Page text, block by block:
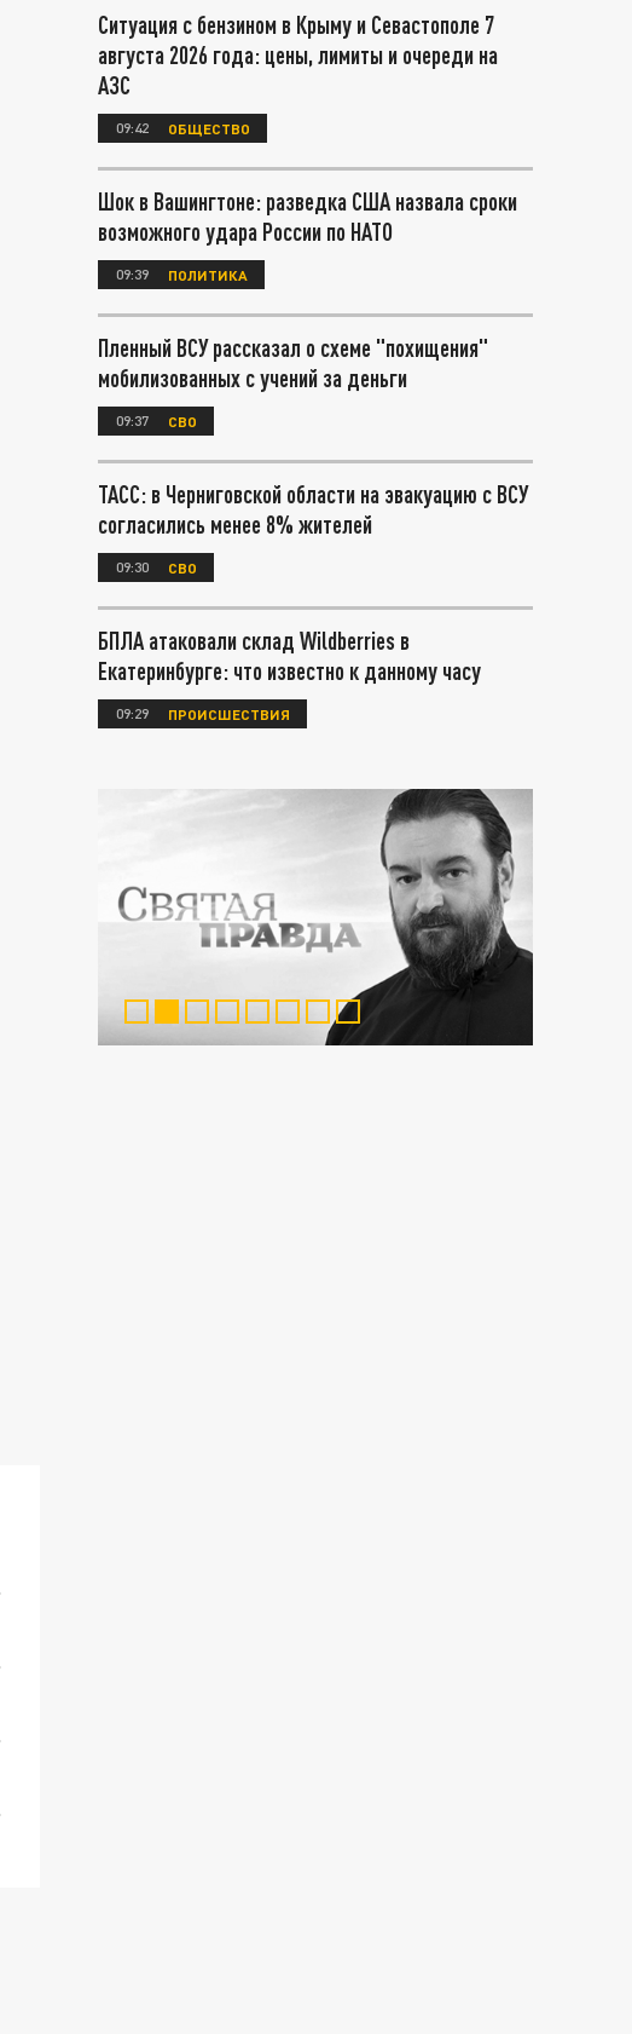
Ситуация с бензином в Крыму и Севастополе 7
августа 2026 года: цены, лимиты и очереди на
АЗС
09:42 ОБЩЕСТВО
Шок в Вашингтоне: разведка США назвала сроки
возможного удара России по НАТО
09:39 ПОЛИТИКА
Пленный ВСУ рассказал о схеме "похищения"
мобилизованных с учений за деньги
09:37 СВО
ТАСС: в Черниговской области на эвакуацию с ВСУ
согласились менее 8% жителей
09:30 СВО
БПЛА атаковали склад Wildberries в
Екатеринбурге: что известно к данному часу
09:29 ПРОИСШЕСТВИЯ